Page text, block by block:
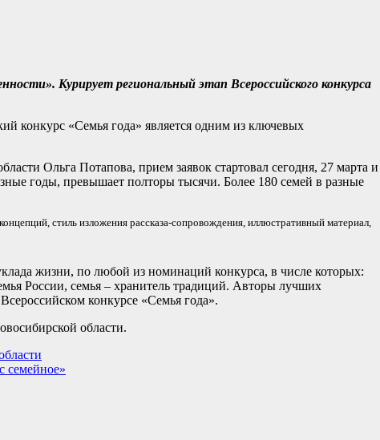
Курирует региональный этап Всероссийского конкурса
конкурс «Семья года» является одним из ключевых
Ольга Потапова, прием заявок стартовал сегодня, 27 марта и
годы, превышает полторы тысячи. Более 180 семей в разные
стиль изложения рассказа-сопровождения, иллюстративный материал,
жизни, по любой из номинаций конкурса, в числе которых:
России, семья – хранитель традиций. Авторы лучших
конкурсе «Семья года».
области.
семейное»